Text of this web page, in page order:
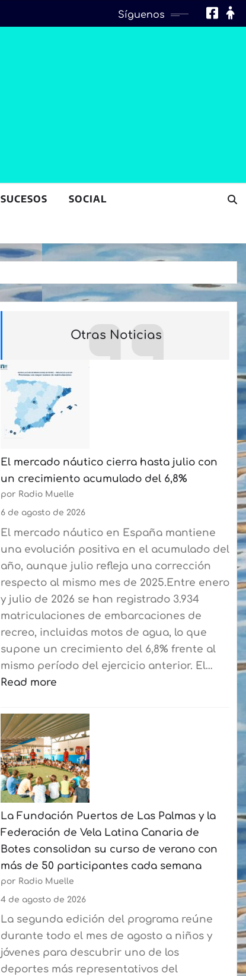
Síguenos
SUCESOS SOCIAL
Otras Noticias
El mercado náutico cierra hasta julio con
un crecimiento acumulado del 6,8%
por Radio Muelle
6 de agosto de 2026
El mercado náutico en España mantiene
una evolución positiva en el acumulado del
año, aunque julio refleja una corrección
respecto al mismo mes de 2025.Entre enero
y julio de 2026 se han registrado 3.934
matriculaciones de embarcaciones de
recreo, incluidas motos de agua, lo que
supone un crecimiento del 6,8% frente al
mismo período del ejercicio anterior. El…
Read more
El
mercado
náutico
cierra
hasta
julio
con
un
crecimiento
acumulado
del
6,8%
La Fundación Puertos de Las Palmas y la
Federación de Vela Latina Canaria de
Botes consolidan su curso de verano con
más de 50 participantes cada semana
por Radio Muelle
4 de agosto de 2026
La segunda edición del programa reúne
durante todo el mes de agosto a niños y
jóvenes para descubrir uno de los
deportes más representativos del